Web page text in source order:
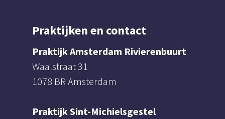
Praktijken en contact
Praktijk Amsterdam Rivierenbuurt
Waalstraat 31
1078 BR Amsterdam
Praktijk Sint-Michielsgestel